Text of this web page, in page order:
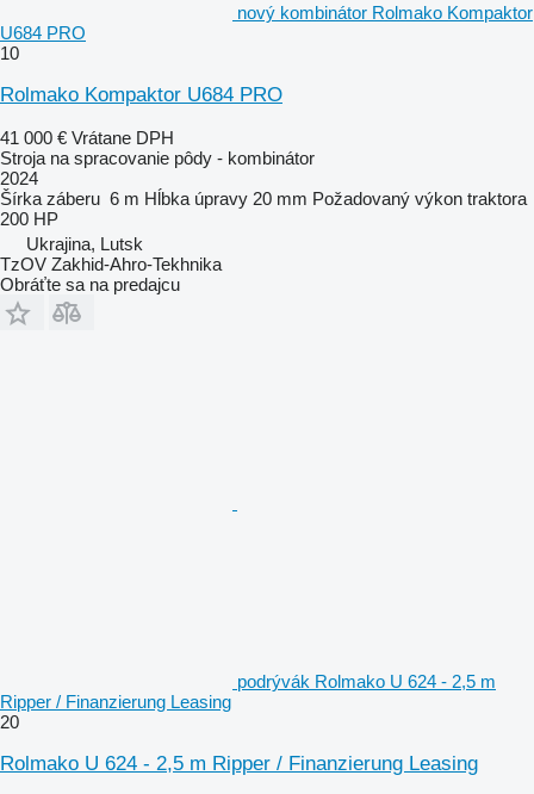
nový kombinátor Rolmako Kompaktor
U684 PRO
10
Rolmako Kompaktor U684 PRO
41 000 € Vrátane DPH
Stroja na spracovanie pôdy - kombinátor
2024
Šírka záberu 6 m Hĺbka úpravy 20 mm Požadovaný výkon traktora
200 HP
Ukrajina, Lutsk
TzOV Zakhid-Ahro-Tekhnika
Obráťte sa na predajcu
podrývák Rolmako U 624 - 2,5 m
Ripper / Finanzierung Leasing
20
Rolmako U 624 - 2,5 m Ripper / Finanzierung Leasing